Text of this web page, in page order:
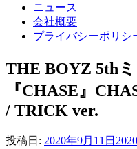
ニュース
会社概要
プライバシーポリシ
THE BOYZ 5th
『CHASE』
/ TRICK ver.
投稿日: 2020年9月11日